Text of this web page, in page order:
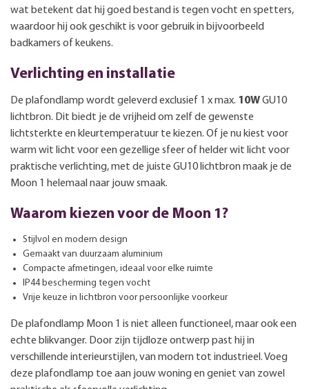
wat betekent dat hij goed bestand is tegen vocht en spetters,
waardoor hij ook geschikt is voor gebruik in bijvoorbeeld
badkamers of keukens.
Verlichting en installatie
De plafondlamp wordt geleverd exclusief 1 x max. 10WGU10
lichtbron. Dit biedt je de vrijheid om zelf de gewenste
lichtsterkte en kleurtemperatuur te kiezen. Of je nu kiest voor
warm wit licht voor een gezellige sfeer of helder wit licht voor
praktische verlichting, met de juiste GU10 lichtbron maak je de
Moon 1 helemaal naar jouw smaak.
Waarom kiezen voor de Moon 1?
Stijlvol en modern design
Gemaakt van duurzaam aluminium
Compacte afmetingen, ideaal voor elke ruimte
IP44 bescherming tegen vocht
Vrije keuze in lichtbron voor persoonlijke voorkeur
De plafondlamp Moon 1 is niet alleen functioneel, maar ook een
echte blikvanger. Door zijn tijdloze ontwerp past hij in
verschillende interieurstijlen, van modern tot industrieel. Voeg
deze plafondlamp toe aan jouw woning en geniet van zowel